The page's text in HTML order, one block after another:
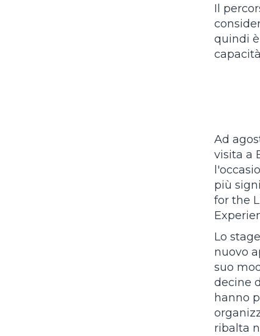
Il
quindi
Ad
visita a
più
for the
Lo
nuovo
suo
decine
hanno
ribalta